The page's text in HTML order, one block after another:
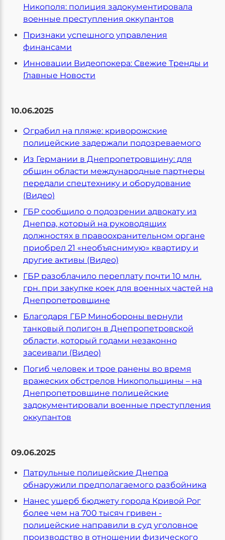
Никополя: полиция задокументировала
военные преступления оккупантов
Признаки успешного управления
финансами
Инновации Видеопокера: Свежие Тренды и
Главные Новости
10.06.2025
Ограбил на пляже: криворожские
полицейские задержали подозреваемого
Из Германии в Днепропетровщину: для
общин области международные партнеры
передали спецтехнику и оборудование
(Видео)
ГБР сообщило о подозрении адвокату из
Днепра, который на руководящих
должностях в правоохранительном органе
приобрел 21 «необъяснимую» квартиру и
другие активы (Видео)
ГБР разоблачило переплату почти 10 млн.
грн. при закупке коек для военных частей на
Днепропетровщине
Благодаря ГБР Минобороны вернули
танковый полигон в Днепропетровской
области, который годами незаконно
засеивали (Видео)
Погиб человек и трое ранены во время
вражеских обстрелов Никопольщины – на
Днепропетровщине полицейские
задокументировали военные преступления
оккупантов
09.06.2025
Патрульные полицейские Днепра
обнаружили предполагаемого разбойника
Нанес ущерб бюджету города Кривой Рог
более чем на 700 тысяч гривен -
полицейские направили в суд уголовное
производство в отношении физического